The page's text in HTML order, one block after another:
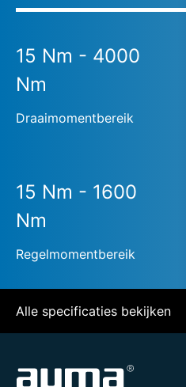
15 Nm - 4000
Nm
Draaimomentbereik
15 Nm - 1600
Nm
Regelmomentbereik
Alle specificaties bekijken